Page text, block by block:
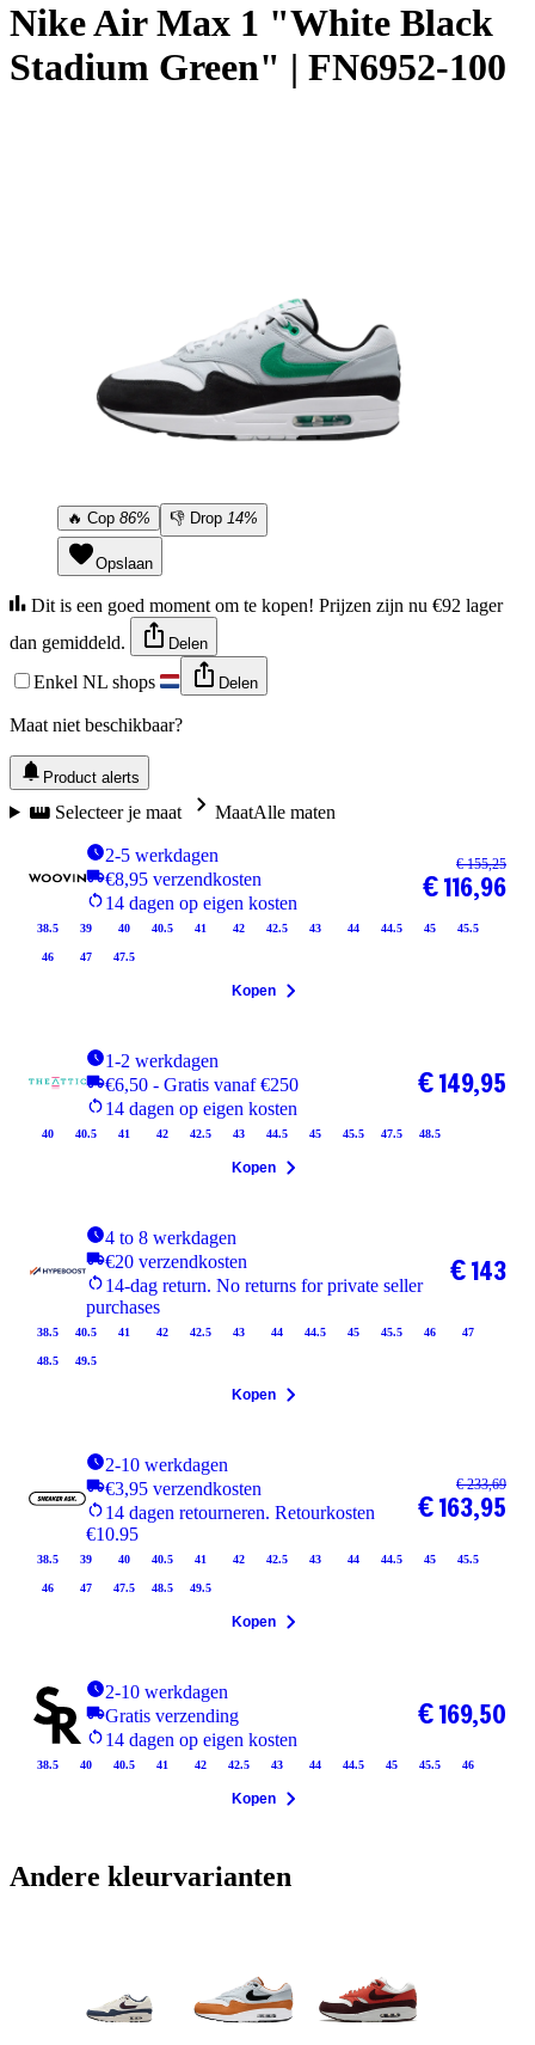
NikeAir Max 1 "White Black
Stadium Green" | FN6952-100
🔥 Cop 86% 👎 Drop 14%
Opslaan
Dit is een goed moment om te kopen! Prijzen zijn nu €92 lager
dan gemiddeld.
Delen
Enkel NL shops Delen
Maat niet beschikbaar?
Product alerts
Selecteer je maat MaatAlle maten
2-5 werkdagen
€8,95 verzendkosten
14 dagen op eigen kosten
38.5 39 40 40.5 41 42 42.5 43 44 44.5 45 45.5
46 47 47.5
€ 155,25
€ 116,96
Kopen
1-2 werkdagen
€6,50 - Gratis vanaf €250
14 dagen op eigen kosten
40 40.5 41 42 42.5 43 44.5 45 45.5 47.5 48.5
€ 149,95
Kopen
4 to 8 werkdagen
€20 verzendkosten
14-dag return. No returns for private seller
purchases
38.5 40.5 41 42 42.5 43 44 44.5 45 45.5 46 47
48.5 49.5
€ 143
Kopen
2-10 werkdagen
€3,95 verzendkosten
14 dagen retourneren. Retourkosten
€10.95
38.5 39 40 40.5 41 42 42.5 43 44 44.5 45 45.5
46 47 47.5 48.5 49.5
€ 233,69
€ 163,95
Kopen
2-10 werkdagen
Gratis verzending
14 dagen op eigen kosten
38.5 40 40.5 41 42 42.5 43 44 44.5 45 45.5 46
€ 169,50
Kopen
Andere kleurvarianten